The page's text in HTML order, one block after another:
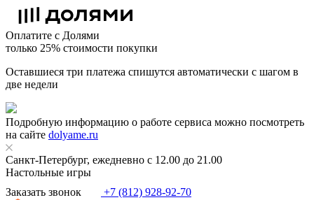
Оплатите с Долями
только 25% стоимости покупки
Оставшиеся три платежа спишутся автоматически с шагом в
две недели
Подробную информацию о работе сервиса можно посмотреть
на сайте dolyame.ru
Санкт-Петербург, ежедневно с 12.00 до 21.00
Настольные игры
Заказать звонок
+7 (812) 928-92-70